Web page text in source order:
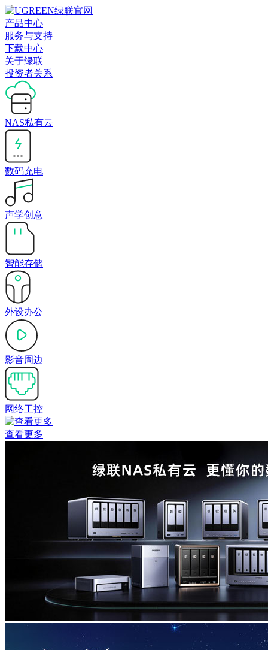
产品中心
服务与支持
下载中心
关于绿联
投资者关系
NAS私有云
数码充电
声学创意
智能存储
外设办公
影音周边
网络工控
查看更多